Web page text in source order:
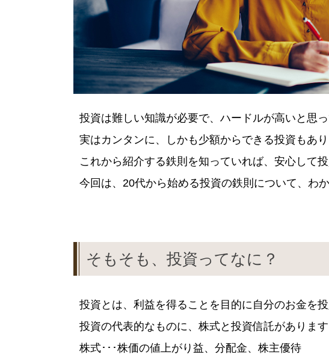
投資は難しい知識が必要で、ハードルが高いと思
実はカンタンに、しかも少額からできる投資もあり
これから紹介する鉄則を知っていれば、安心して
今回は、20代から始める投資の鉄則について、わ
そもそも、投資ってなに？
投資とは、利益を得ることを目的に自分のお金を
投資の代表的なものに、株式と投資信託がありま
株式･･･株価の値上がり益、分配金、株主優待